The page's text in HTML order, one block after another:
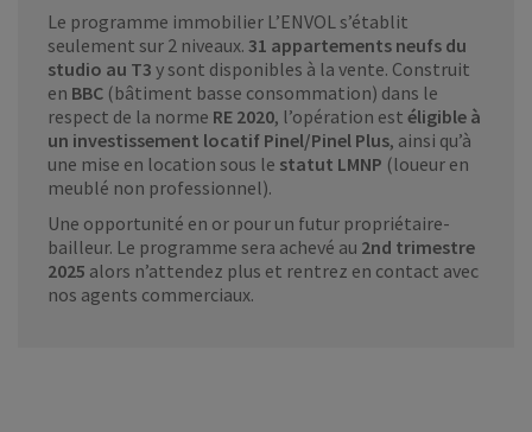
Le programme immobilier L’ENVOL s’établit
seulement sur 2 niveaux. 31 appartements neufs du
studio au T3 y sont disponibles à la vente. Construit
en BBC (bâtiment basse consommation) dans le
respect de la norme RE 2020, l’opération est éligible à
un investissement locatif Pinel/Pinel Plus, ainsi qu’à
une mise en location sous le statut LMNP (loueur en
meublé non professionnel).
Une opportunité en or pour un futur propriétaire-
bailleur. Le programme sera achevé au 2nd trimestre
2025 alors n’attendez plus et rentrez en contact avec
nos agents commerciaux.